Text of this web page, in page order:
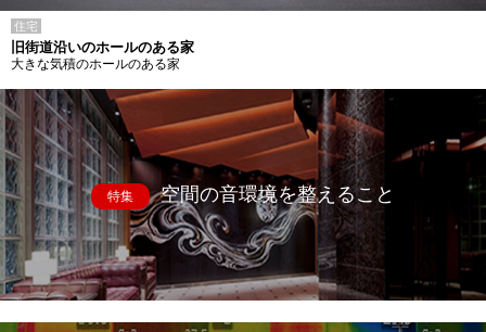
住宅
旧街道沿いのホールのある家
大きな気積のホールのある家
特集 空間の音環境を整えること